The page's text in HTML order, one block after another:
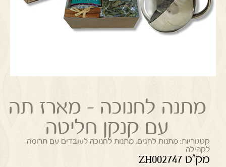
מתנה לחנוכה – מארז תה
עם קנקן חליטה
קטגוריות: מתנות לחגים,מתנות לחנוכה לעובדים עם תרומה
לקהילה
מק"ט ZH002747